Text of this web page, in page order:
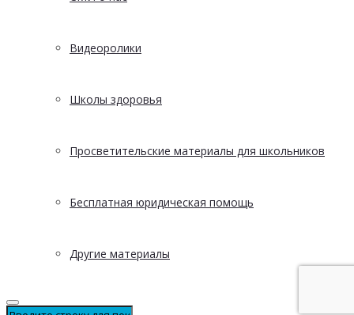
Видеоролики
Школы здоровья
Просветительские материалы для школьников
Бесплатная юридическая помощь
Другие материалы